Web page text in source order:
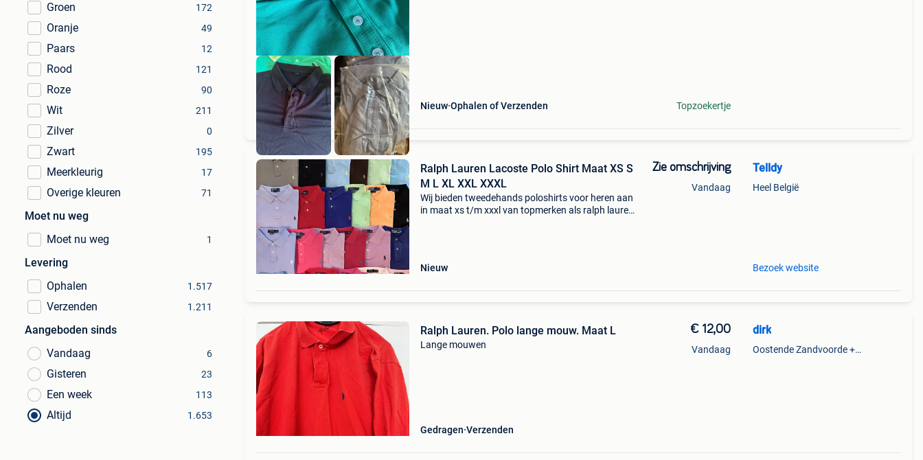
Groen 172
Oranje 49
Paars 12
Rood 121
Roze 90
Wit 211
Zilver 0
Zwart 195
Meerkleurig 17
Overige kleuren 71
Moet nu weg
Moet nu weg
1
Levering
Ophalen
1.517
Verzenden 1.211
Aangeboden sinds
Vandaag
6
Gisteren 23
Een week 113
Altijd 1.653
Nieuw Ophalen of Verzenden Topzoekertje
Ralph Lauren Lacoste Polo Shirt Maat XS S
M L XL XXL XXXL
Wij bieden tweedehands poloshirts voor heren aan
in maat xs t/m xxxl van topmerken als ralph lauren,
Nieuw
Zie omschrijving
Vandaag
Telldy
Heel België
Bezoek website
Ralph Lauren. Polo lange mouw. Maat L
Lange mouwen
Gedragen Verzenden
€ 12,00
Vandaag
dirk
Oostende Zandvoorde +Oostende